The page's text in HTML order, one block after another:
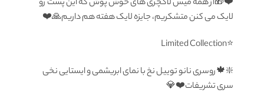
❤️🎁از همه میس لاکچری های خوش پوش که این پست رو
لایک می کنن متشکریم، جایزه لایک هفته هم داریم🙏❤️
‏⭐️Limited Collection
❇️🍁روسری نانو توییل نخ با نمای ابریشمی و ایستایی نخی
سری تشریفات❤️💎